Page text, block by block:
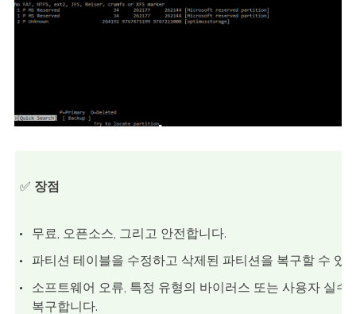
✅ 장점
무료, 오픈소스, 그리고 안전합니다.
파티션 테이블을 수정하고 삭제된 파티션을 복구할 수 있
소프트웨어 오류, 특정 유형의 바이러스 또는 사용자 실
복구합니다.